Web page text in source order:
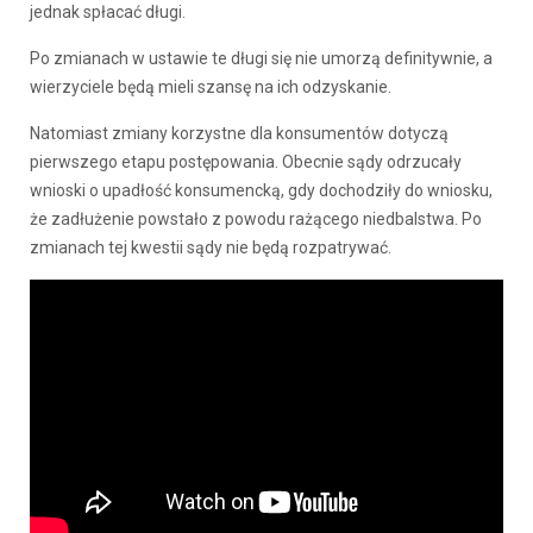
jednak spłacać długi.
Po zmianach w ustawie te długi się nie umorzą definitywnie, a
wierzyciele będą mieli szansę na ich odzyskanie.
Natomiast zmiany korzystne dla konsumentów dotyczą
pierwszego etapu postępowania. Obecnie sądy odrzucały
wnioski o upadłość konsumencką, gdy dochodziły do wniosku,
że zadłużenie powstało z powodu rażącego niedbalstwa. Po
zmianach tej kwestii sądy nie będą rozpatrywać.